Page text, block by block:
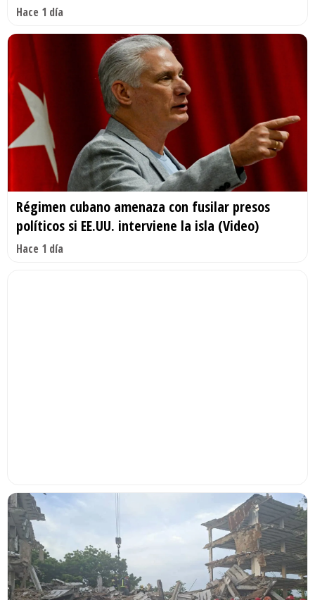
Hace 1 día
Régimen cubano amenaza con fusilar presos
políticos si EE.UU. interviene la isla (Video)
Hace 1 día